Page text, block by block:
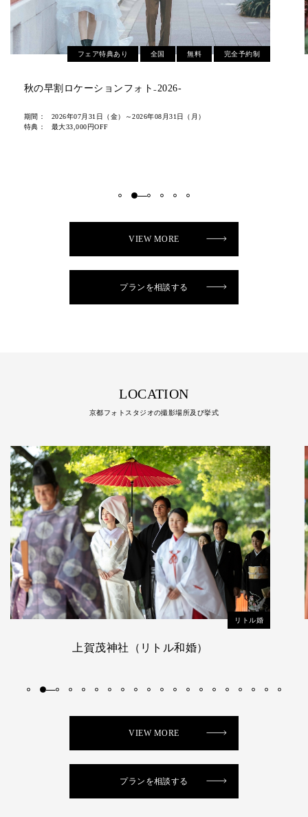
フェア特典あり 全国 無料 完全予約制
2026紅葉ロケーション無料相談会
期間：
2026年07月31日（金）～2026年10月31日（土）
特典：
シーズン料金¥22,000オフ
VIEW MORE
プランを相談する
LOCATION
京都フォトスタジオの撮影場所及び挙式
吉田神社（リトル和婚）
リトル婚
VIEW MORE
プランを相談する